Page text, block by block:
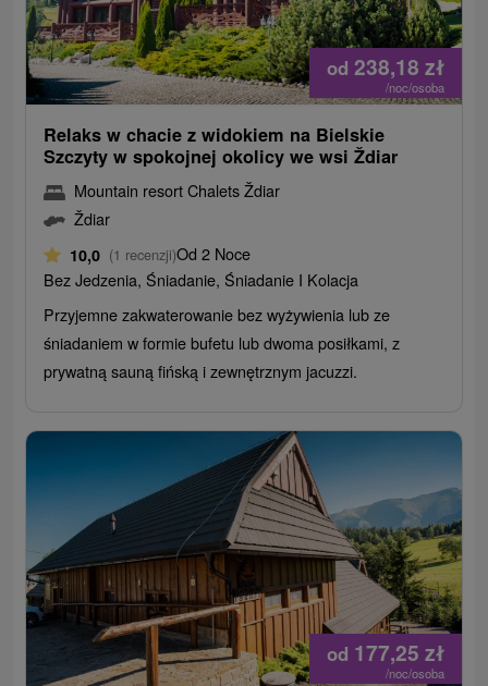
od 238,18 zł
/noc/osoba
Relaks w chacie z widokiem na Bielskie
Szczyty w spokojnej okolicy we wsi Ždiar
Mountain resort Chalets Ždiar
Ždiar
10,0 (1 recenzji)Od 2 Noce
Bez Jedzenia, Śniadanie, Śniadanie I Kolacja
Przyjemne zakwaterowanie bez wyżywienia lub ze
śniadaniem w formie bufetu lub dwoma posiłkami, z
prywatną sauną fińską i zewnętrznym jacuzzi.
od 177,25 zł
/noc/osoba